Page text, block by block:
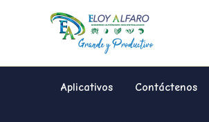
Aplicativos Contáctenos